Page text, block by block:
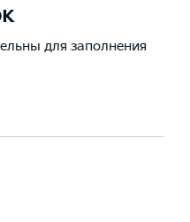
для заполнения